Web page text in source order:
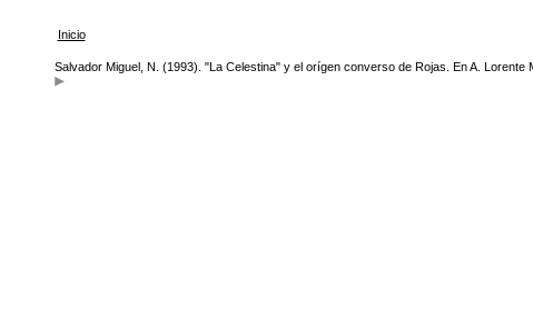
Inicio
Salvador Miguel, N. (1993). "La Celestina" y el orígen converso de Rojas. En A. Lorente